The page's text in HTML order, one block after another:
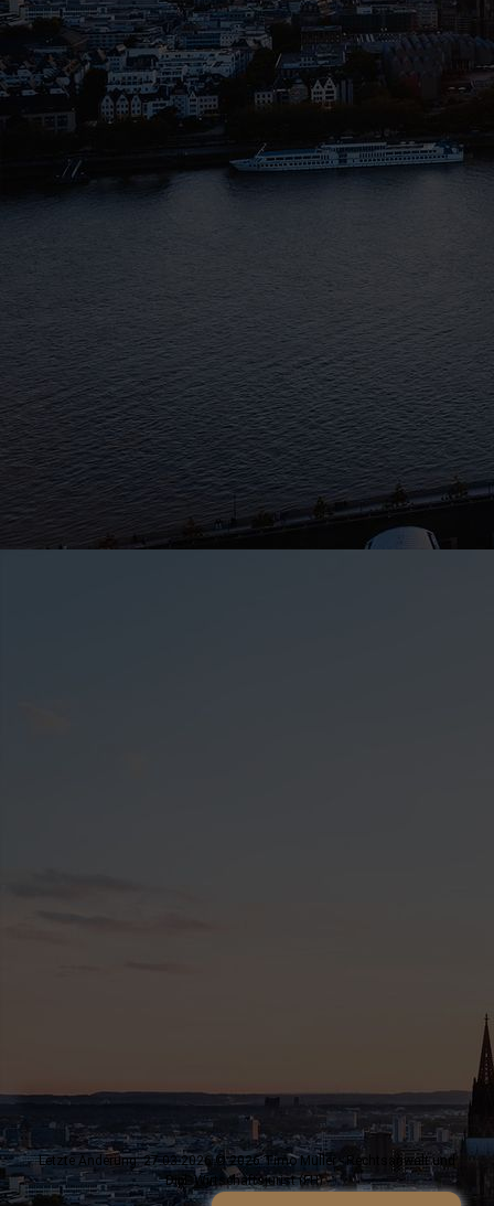
Letzte Änderung: 27.03.2026 © 2026 Timo Müller - Rechtsanwalt und
Dipl. Wirtschaftsjurist (FH) -